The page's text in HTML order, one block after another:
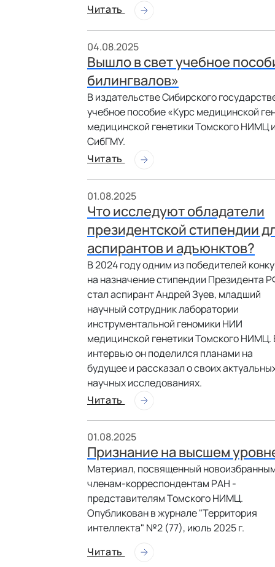
Читать
04.08.2025
Вышло в свет учебное
билингвалов»
В издательстве Сибирского
учебное пособие «Курс медицинской
медицинской генетики Томского НИМЦ
СибГМУ.
Читать
01.08.2025
Что исследуют обладатели
президентской стипендии
аспирантов и адъюнктов?
В 2024 году одним из победителей
на назначение стипендии Президента
стал аспирант Андрей Зуев, младший
научный сотрудник лаборатории
инструментальной геномики НИИ
медицинской генетики Томского НИМЦ.
интервью он поделился планами на
будущее и рассказал о своих
научных исследованиях.
Читать
01.08.2025
Признание на высшем
Материал, посвященный
членам-корреспондентам РАН -
представителям Томского НИМЦ.
Опубликован в журнале "Территория
интеллекта" №2 (77), июль 2025 г.
Читать